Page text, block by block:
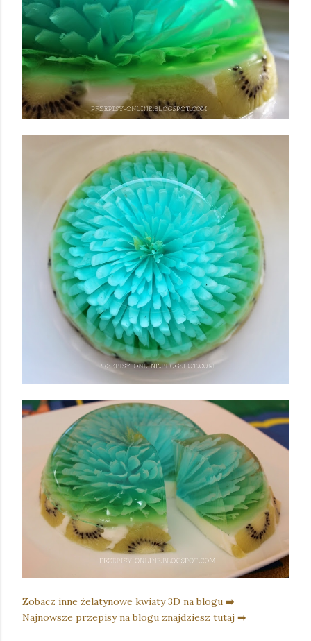
Zobacz inne żelatynowe kwiaty 3D na blogu ➡️
Najnowsze przepisy na blogu znajdziesz tutaj ➡️